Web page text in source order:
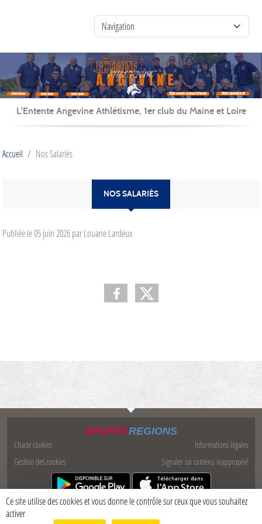
L'Entente Angevine Athlétisme, 1er club du Maine et Loire
Accueil Nos Salariés
NOS SALARIÉS
Publiée le05 juin 2026par Louane Lardeux
SPORTSREGIONS
Charte cookies
Gestion des cookies
Informations légales
Signaler un contenu inapproprié
Ce site utilise des cookies et vous donne le contrôle sur ceux que vous souhaitez
activer